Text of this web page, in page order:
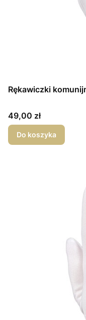
Rękawiczki
Cena
49,00 zł
Do koszyka